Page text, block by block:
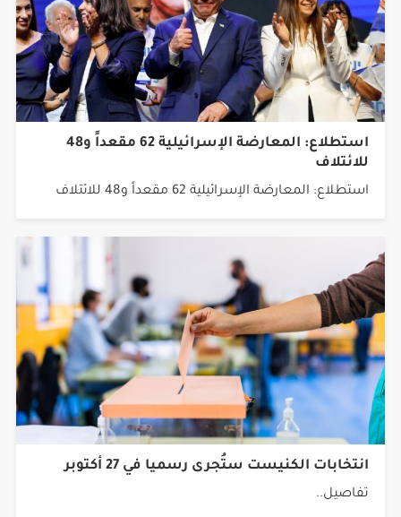
استطلاع: المعارضة الإسرائيلية 62 مقعداً و48
للائتلاف
استطلاع: المعارضة الإسرائيلية 62 مقعداً و48 للائتلاف
انتخابات الكنيست ستُجرى رسميا في 27 أكتوبر
تفاصيل..